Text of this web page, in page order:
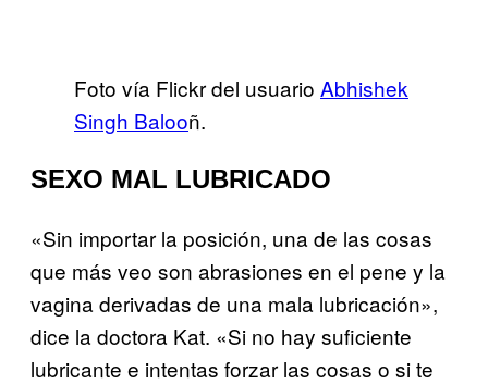
Foto vía Flickr del usuario Abhishek
Singh Balooñ.
SEXO MAL LUBRICADO
«Sin importar la posición, una de las cosas
que más veo son abrasiones en el pene y la
vagina derivadas de una mala lubricación»,
dice la doctora Kat. «Si no hay suficiente
lubricante e intentas forzar las cosas o si te